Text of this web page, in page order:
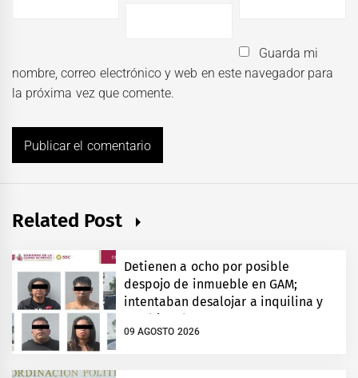
Guarda mi
nombre, correo electrónico y web en este navegador para
la próxima vez que comente.
Related Post
Detienen a ocho por posible
despojo de inmueble en GAM;
intentaban desalojar a inquilina y
09 AGOSTO 2026